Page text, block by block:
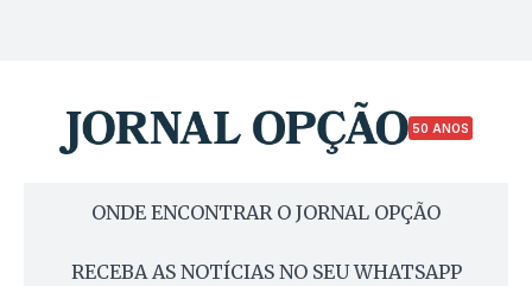
50 ANOS
ONDE ENCONTRAR O JORNAL OPÇÃO
RECEBA AS NOTÍCIAS NO SEU WHATSAPP